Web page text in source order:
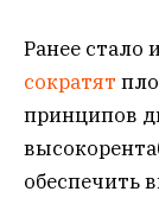
Ранее стало
сократят
принципов
обеспечить